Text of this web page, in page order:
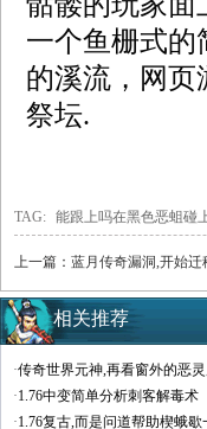
一个鱼栅式的
的溪流，网页
祭坛.
TAG: 能跟上吗在黑色恶蛆碰
上一篇： 蓝月传奇漏洞,开始
相关推荐
·传奇世界元神,再看窗外的恶
·1.76中变简单分析刺客解毒术
·1.76复古,而是问道帮助楔蛾歇